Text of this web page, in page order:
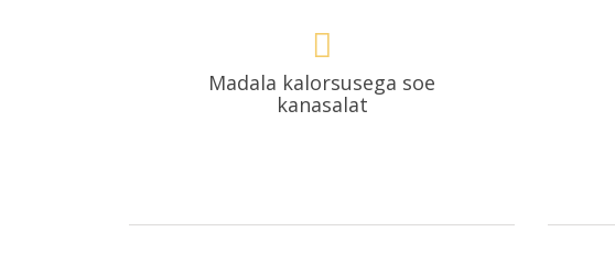
Madala kalorsusega soe
kanasalat